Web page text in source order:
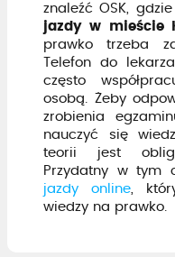
znaleźć OSK,
jazdy w mieście
prawko trzeba
Telefon do
często
osobą. Żeby
zrobienia
nauczyć się
teorii jest
Przydatny w tym
jazdy online ,
wiedzy na prawko.